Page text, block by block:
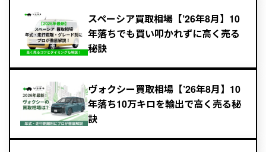
スペーシア買取相場【’26年8月】10
年落ちでも買い叩かれずに高く売る
秘訣
ヴォクシー買取相場【’26年8月】10
年落ち10万キロを輸出で高く売る秘
訣